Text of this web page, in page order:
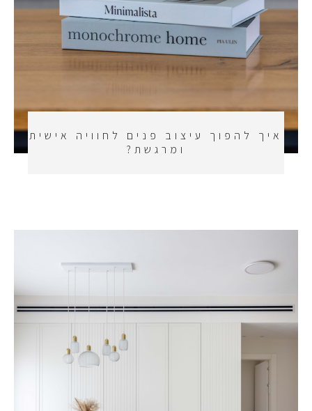
איך להפוך עיצוב פנים לחוויה אישית
ומרגשת?